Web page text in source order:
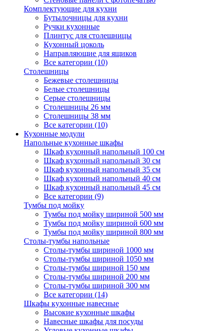
Комплектующие для кухни
Бутылочницы для кухни
Ручки кухонные
Плинтус для столешницы
Кухонный цоколь
Направляющие для ящиков
Все категории (10)
Столешницы
Бежевые столешницы
Белые столешницы
Серые столешницы
Столешницы 26 мм
Столешницы 38 мм
Все категории (10)
Кухонные модули
Напольные кухонные шкафы
Шкаф кухонный напольный 100 см
Шкаф кухонный напольный 30 см
Шкаф кухонный напольный 35 см
Шкаф кухонный напольный 40 см
Шкаф кухонный напольный 45 см
Все категории (9)
Тумбы под мойку
Тумбы под мойку шириной 500 мм
Тумбы под мойку шириной 600 мм
Тумбы под мойку шириной 800 мм
Столы-тумбы напольные
Столы-тумбы шириной 1000 мм
Столы-тумбы шириной 1050 мм
Столы-тумбы шириной 150 мм
Столы-тумбы шириной 200 мм
Столы-тумбы шириной 300 мм
Все категории (14)
Шкафы кухонные навесные
Высокие кухонные шкафы
Навесные шкафы для посуды